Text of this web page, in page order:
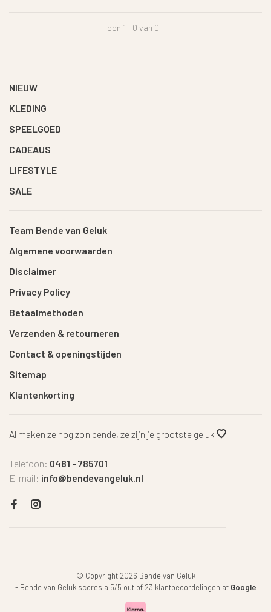
Toon 1 - 0 van 0
NIEUW
KLEDING
SPEELGOED
CADEAUS
LIFESTYLE
SALE
Team Bende van Geluk
Algemene voorwaarden
Disclaimer
Privacy Policy
Betaalmethoden
Verzenden & retourneren
Contact & openingstijden
Sitemap
Klantenkorting
Al maken ze nog zo'n bende, ze zijn je grootste geluk
Telefoon: 0481 - 785701
E-mail: info@bendevangeluk.nl
© Copyright 2026 Bende van Geluk
- Bende van Geluk scores a 5/5 out of 23 klantbeoordelingen at Google